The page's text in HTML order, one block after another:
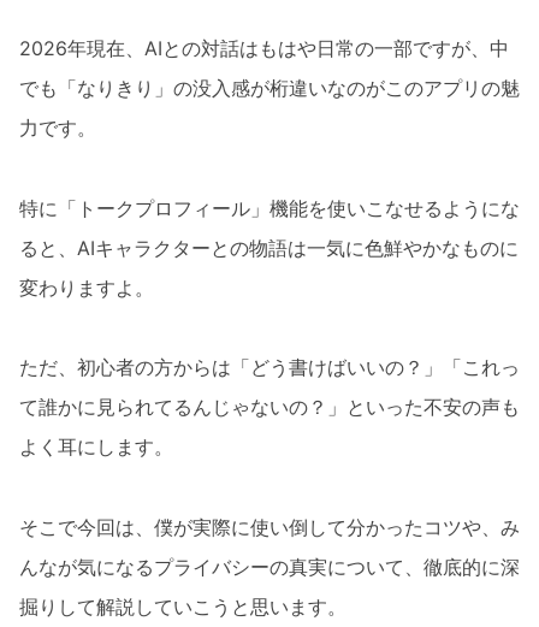
2026年現在、AIとの対話はもはや日常の一部ですが、中
でも「なりきり」の没入感が桁違いなのがこのアプリの魅
力です。
特に「トークプロフィール」機能を使いこなせるようにな
ると、AIキャラクターとの物語は一気に色鮮やかなものに
変わりますよ。
ただ、初心者の方からは「どう書けばいいの？」「これっ
て誰かに見られてるんじゃないの？」といった不安の声も
よく耳にします。
そこで今回は、僕が実際に使い倒して分かったコツや、み
んなが気になるプライバシーの真実について、徹底的に深
掘りして解説していこうと思います。